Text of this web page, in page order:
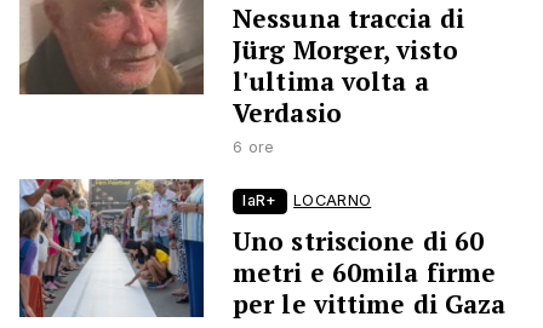
Nessuna traccia di
Jürg Morger, visto
l'ultima volta a
Verdasio
6 ore
laR+ LOCARNO
Uno striscione di 60
metri e 60mila firme
per le vittime di Gaza